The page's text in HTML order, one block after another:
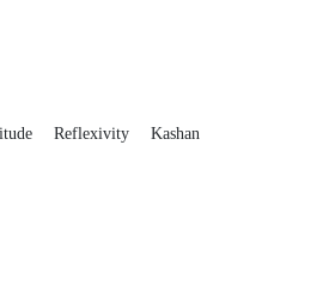
Reflexivity Kashan